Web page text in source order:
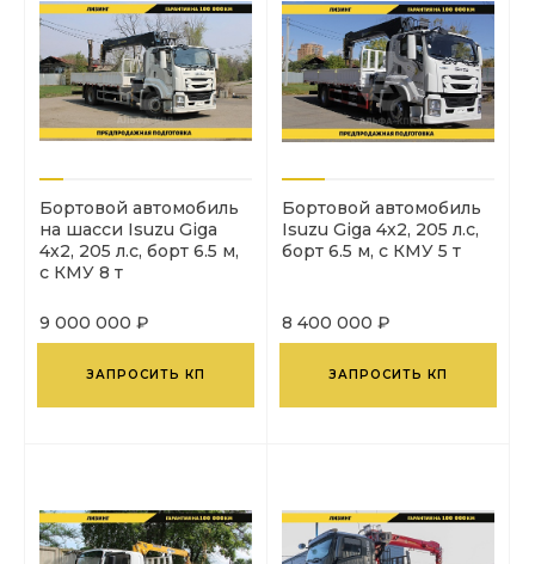
Бортовой автомобиль
на шасси Isuzu Giga
4х2, 205 л.с, борт 6.5 м,
с КМУ 8 т
9 000 000 ₽
ЗАПРОСИТЬ КП
Бopтовой автомобиль
Isuzu Giga 4х2, 205 л.с,
борт 6.5 м, c КMУ 5 т
8 400 000 ₽
ЗАПРОСИТЬ КП